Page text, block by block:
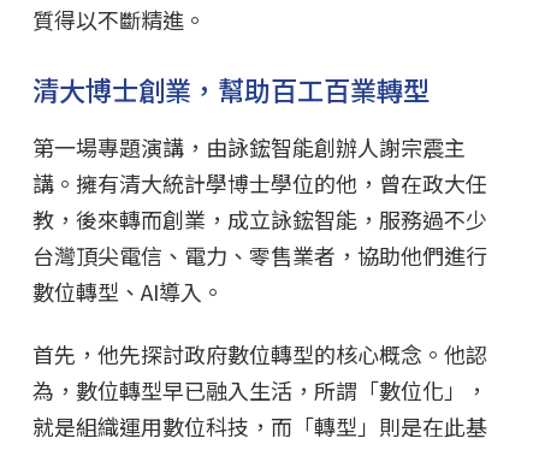
質得以不斷精進。
清大博士創業，幫助百工百業轉型
第一場專題演講，由詠鋐智能創辦人謝宗震主
講。擁有清大統計學博士學位的他，曾在政大任
教，後來轉而創業，成立詠鋐智能，服務過不少
台灣頂尖電信、電力、零售業者，協助他們進行
數位轉型、AI導入。
首先，他先探討政府數位轉型的核心概念。他認
為，數位轉型早已融入生活，所謂「數位化」，
就是組織運用數位科技，而「轉型」則是在此基